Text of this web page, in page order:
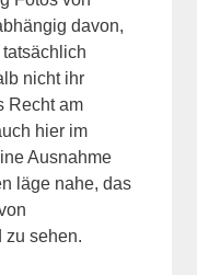
davon,
nicht ihr
Recht am
hier im
Ausnahme
läge nahe, das
zu sehen.